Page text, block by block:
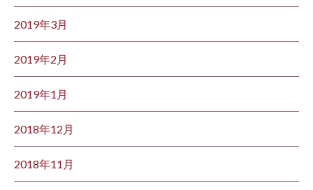
2019年3月
2019年2月
2019年1月
2018年12月
2018年11月